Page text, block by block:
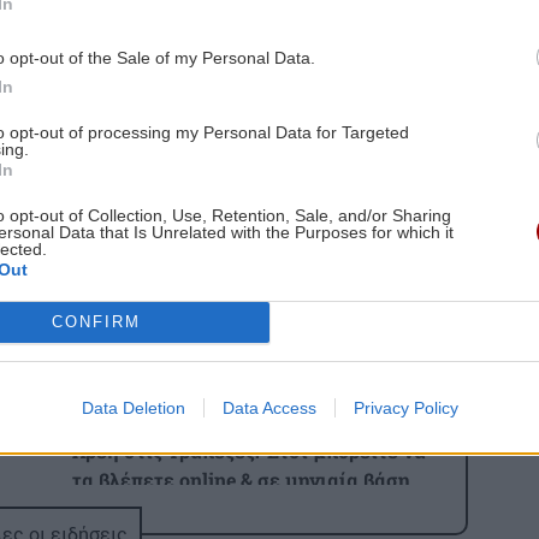
opt-out of the Sale of my Personal Data.
opt-out of processing my Personal Data for Targeted
opt-out of Collection, Use, Retention, Sale, and/or Sharing
Data that Is Unrelated with the Purposes for which it
CONFIRM
Data Deletion Data Access Privacy Policy
00:00
0
ΟΦΗ: Πολύ κοντά στην απόκτηση του
Σαναμπρία
21:31
ΕΠΙΣΤΗΜΗ
εσωτερικούς χώρους, σύμφωνα με
μελέτη
21:22
ΟΙΚΟΝΟΜΙΑ
Χρέη στις Τράπεζες: Έτσι μπορείτε να
τα βλέπετε online & σε μηνιαία βάση
οι ειδήσεις